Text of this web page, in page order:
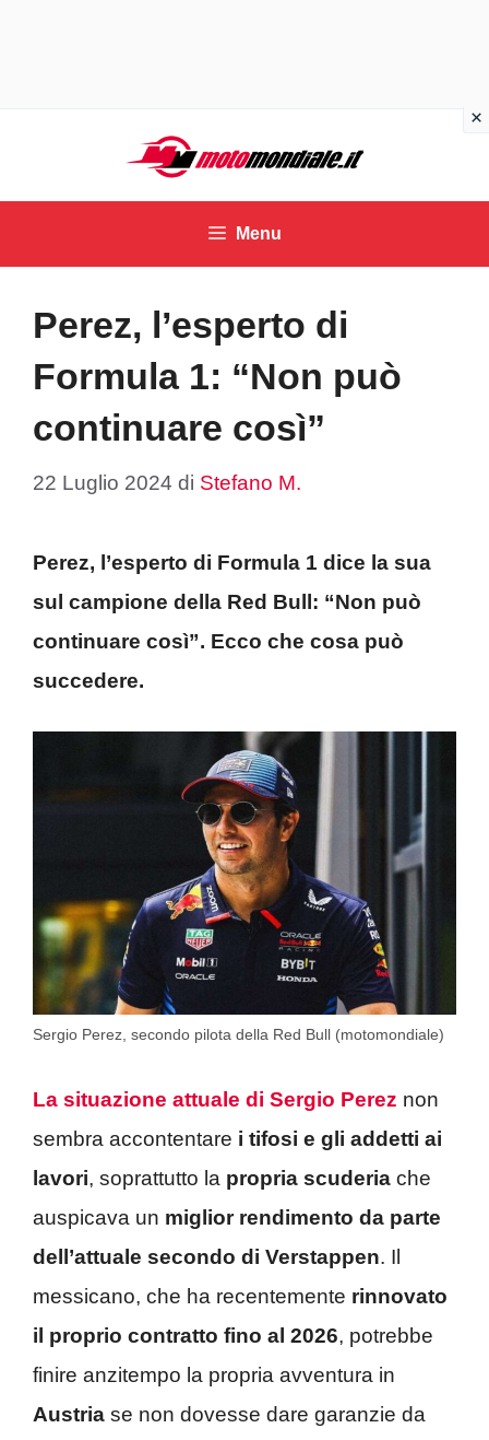
contenuto
Menu
Perez, l’esperto di
Formula 1: “Non può
continuare così”
22 Luglio 2024 di Stefano M.
Perez, l’esperto di Formula 1 dice la sua
sul campione della Red Bull: “Non può
continuare così”. Ecco che cosa può
succedere.
Sergio Perez, secondo pilota della Red Bull (motomondiale)
La situazione attuale di Sergio Perez non
sembra accontentare i tifosi e gli addetti ai
lavori, soprattutto la propria scuderia che
auspicava un miglior rendimento da parte
dell’attuale secondo di Verstappen. Il
messicano, che ha recentemente rinnovato
il proprio contratto fino al 2026, potrebbe
finire anzitempo la propria avventura in
Austria se non dovesse dare garanzie da